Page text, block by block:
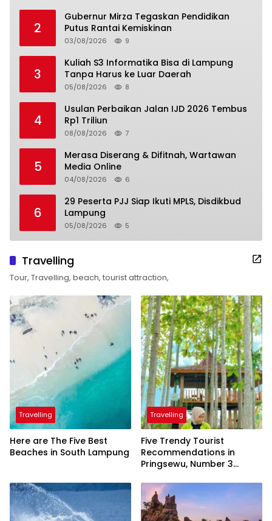
2
Gubernur Mirza Tegaskan Pendidikan
Putus Rantai Kemiskinan
03/08/2026 9
3
Kuliah S3 Informatika Bisa di Lampung
Tanpa Harus ke Luar Daerah
05/08/2026 8
4
Usulan Perbaikan Jalan IJD 2026 Tembus
Rp1 Triliun
08/08/2026 7
5
Merasa Diserang & Difitnah, Wartawan
Media Online
04/08/2026 6
6
29 Peserta PJJ Siap Ikuti MPLS, Disdikbud
Lampung
05/08/2026 5
Travelling
Tour, Travelling, beach, tourist attraction,
Travelling
Here are The Five Best
Beaches in South Lampung
Travelling
Five Trendy Tourist
Recommendations in
Pringsewu, Number 3
President